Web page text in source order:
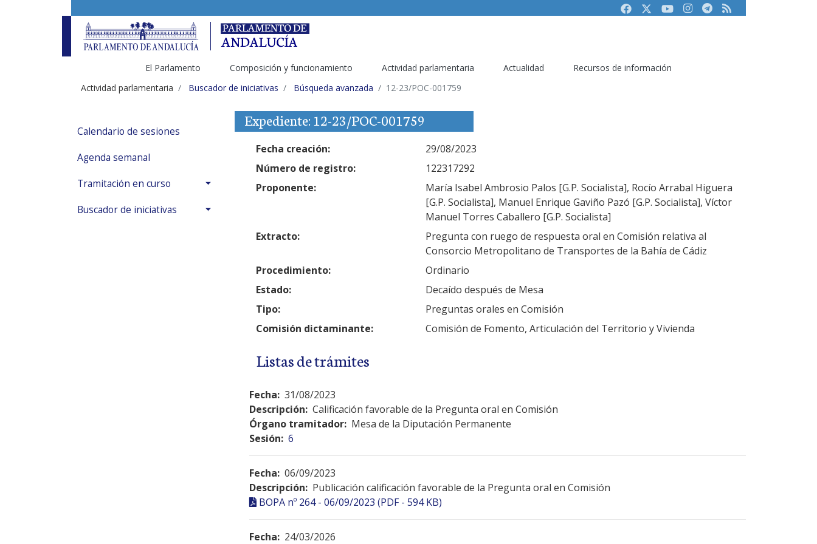
FacebookTwitterYoutubeInstagram
Telegram
RSS
El Parlamento Composición y funcionamiento Actividad parlamentaria Actualidad
Recursos de información
Actividad parlamentaria
Buscador de iniciativas Búsqueda avanzada 12-23/POC-001759
Calendario de sesiones
Agenda semanal
Tramitación en curso
Buscador de iniciativas
Expediente: 12-23/POC-001759
Fecha creación:
29/08/2023
Número de registro:
122317292
Proponente:
María Isabel Ambrosio Palos [G.P. Socialista], Rocío Arrabal Higuera
[G.P. Socialista], Manuel Enrique Gaviño Pazó [G.P. Socialista], Víctor
Manuel Torres Caballero [G.P. Socialista]
Extracto:
Pregunta con ruego de respuesta oral en Comisión relativa al
Consorcio Metropolitano de Transportes de la Bahía de Cádiz
Procedimiento:
Ordinario
Estado:
Decaído después de Mesa
Tipo:
Preguntas orales en Comisión
Comisión dictaminante:
Comisión de Fomento, Articulación del Territorio y Vivienda
Listas de trámites
Fecha: 31/08/2023
Descripción: Calificación favorable de la Pregunta oral en Comisión
Órgano tramitador: Mesa de la Diputación Permanente
Sesión: 6
Fecha: 06/09/2023
Descripción: Publicación calificación favorable de la Pregunta oral en Comisión
BOPA nº 264 - 06/09/2023 (PDF - 594 KB)
Fecha: 24/03/2026